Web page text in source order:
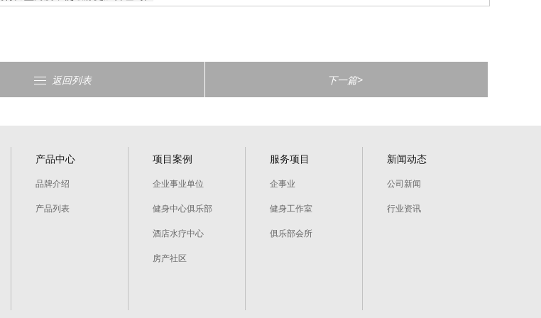
返回列表 下一篇>
产品中心
品牌介绍
产品列表
项目案例
企业事业单位
健身中心俱乐部
酒店水疗中心
房产社区
服务项目
企事业
健身工作室
俱乐部会所
新闻动态
公司新闻
行业资讯